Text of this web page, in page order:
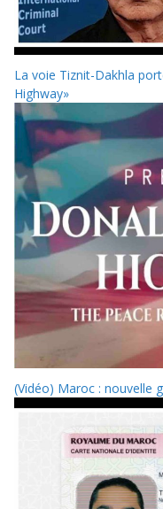
La voie Tiznit-Dakhla
Highway»
(Vidéo) Maroc : nouvelle